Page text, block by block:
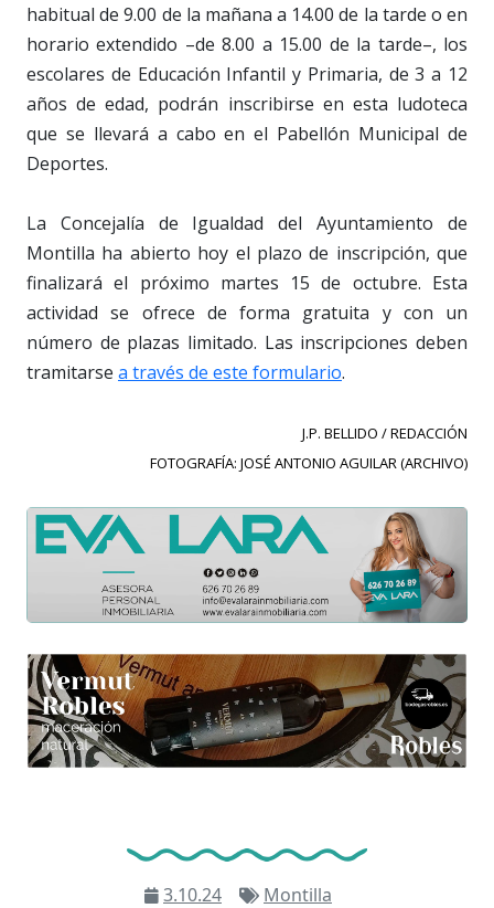
habitual de 9.00 de la mañana a 14.00 de la tarde o en
horario extendido –de 8.00 a 15.00 de la tarde–, los
escolares de Educación Infantil y Primaria, de 3 a 12
años de edad, podrán inscribirse en esta ludoteca
que se llevará a cabo en el Pabellón Municipal de
Deportes.
La Concejalía de Igualdad del Ayuntamiento de
Montilla ha abierto hoy el plazo de inscripción, que
finalizará el próximo martes 15 de octubre. Esta
actividad se ofrece de forma gratuita y con un
número de plazas limitado. Las inscripciones deben
tramitarse a través de este formulario.
J.P. BELLIDO / REDACCIÓN
FOTOGRAFÍA: JOSÉ ANTONIO AGUILAR (ARCHIVO)
3.10.24 Montilla